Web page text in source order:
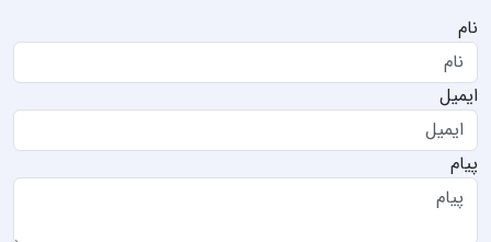
نام
ایمیل
پیام